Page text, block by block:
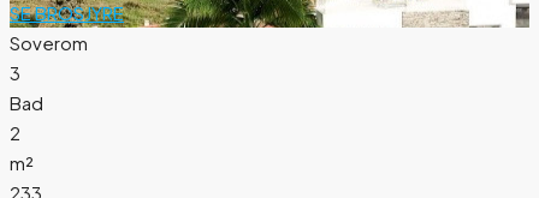
SE BROSJYRE
Soverom
3
Bad
2
m²
233